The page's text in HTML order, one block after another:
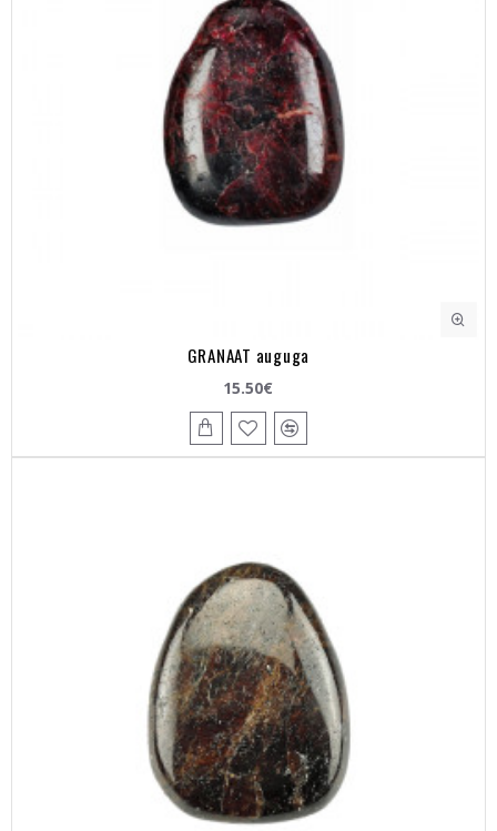
GRANAAT auguga
15.50€